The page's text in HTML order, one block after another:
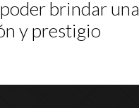
brindar una
y prestigio